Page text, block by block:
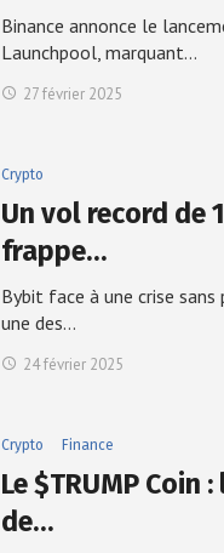
Binance annonce le
Launchpool, marquant…
27 février 2025
Crypto
Un vol record de
frappe…
Bybit face à une crise
une des…
24 février 2025
Crypto Finance
Le $TRUMP Coin
de…